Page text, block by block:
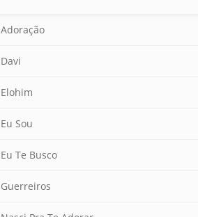
Adoração
Davi
Elohim
Eu Sou
Eu Te Busco
Guerreiros